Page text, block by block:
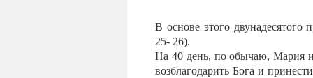
В основе этого двунадесятого
25- 26).
На 40 день, по обычаю, Мария и
возблагодарить Бога и